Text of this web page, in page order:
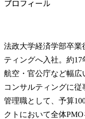
プロフィール
法政大学経済学部卒
ティングへ入社。約17
航空・官公庁など幅
コンサルティングに従
管理職として、予算
クトにおいて全体